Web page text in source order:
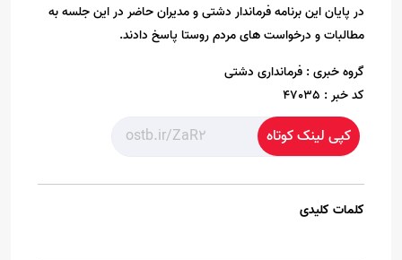
در پایان این برنامه فرماندار دشتی و مدیران حاضر در این جلسه به
مطالبات و درخواست های مردم روستا پاسخ دادند.
گروه خبری : فرمانداری دشتی
کد خبر : 47035
کپی لینک کوتاه
کلمات کلیدی